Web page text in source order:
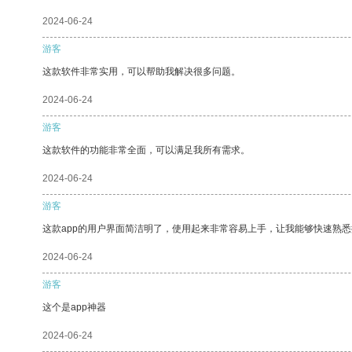
2024-06-24
游客
这款软件非常实用，可以帮助我解决很多问题。
2024-06-24
游客
这款软件的功能非常全面，可以满足我所有需求。
2024-06-24
游客
这款app的用户界面简洁明了，使用起来非常容易上手，让我能够快速熟
2024-06-24
游客
这个是app神器
2024-06-24